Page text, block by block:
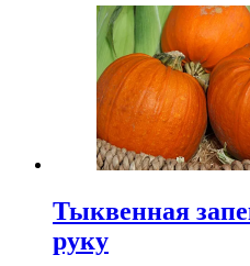
Тыквенная
руку